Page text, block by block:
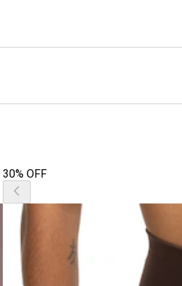
30% OFF